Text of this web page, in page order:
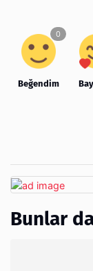
Beğendim
Bunlar